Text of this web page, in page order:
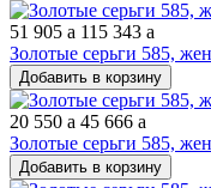
51 905 a 115 343 a
Золотые серьги 585,
Добавить в корзину
20 550 a 45 666 a
Золотые серьги 585,
Добавить в корзину